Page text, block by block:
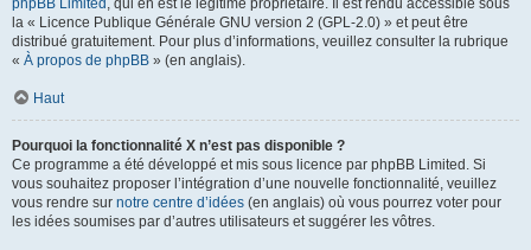
phpBB Limited , qui en est le légitime propriétaire. Il est rendu accessible sous
la « Licence Publique Générale GNU version 2 (GPL-2.0) » et peut être
distribué gratuitement. Pour plus d’informations, veuillez consulter la rubrique
« À propos de phpBB » (en anglais).
Haut
Pourquoi la fonctionnalité X n’est pas disponible ?
Ce programme a été développé et mis sous licence par phpBB Limited. Si
vous souhaitez proposer l’intégration d’une nouvelle fonctionnalité, veuillez
vous rendre sur notre centre d’idées (en anglais) où vous pourrez voter pour
les idées soumises par d’autres utilisateurs et suggérer les vôtres.